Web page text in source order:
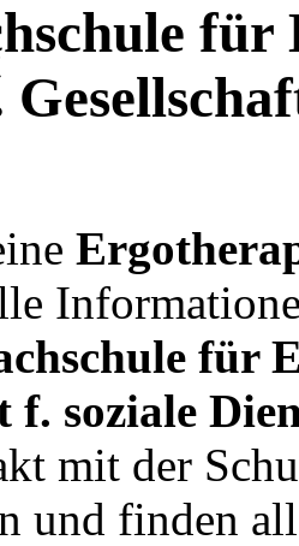
für
für
f. soziale
mit der
und finden